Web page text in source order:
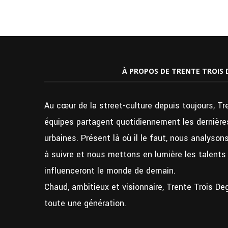
À PROPOS DE TRENTE TROIS
Au cœur de la street-culture depuis toujours,
équipes partagent quotidiennement les
urbaines. Présent là où il le faut, nous
à suivre et nous mettons en lumière les
influenceront le monde de demain.
Chaud, ambitieux et visionnaire, Trente Trois
toute une génération.